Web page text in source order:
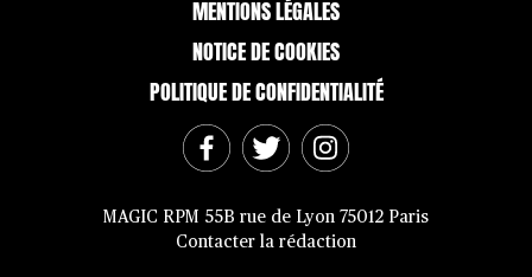
MENTIONS LÉGALES
NOTICE DE COOKIES
POLITIQUE DE CONFIDENTIALITÉ
MAGIC RPM 55B rue de Lyon 75012 Paris
Contacter la rédaction